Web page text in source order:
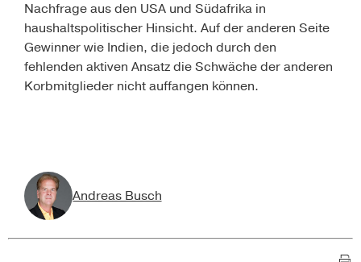
Nachfrage aus den USA und Südafrika in
haushaltspolitischer Hinsicht. Auf der anderen Seite
Gewinner wie Indien, die jedoch durch den
fehlenden aktiven Ansatz die Schwäche der anderen
Korbmitglieder nicht auffangen können.
Andreas Busch